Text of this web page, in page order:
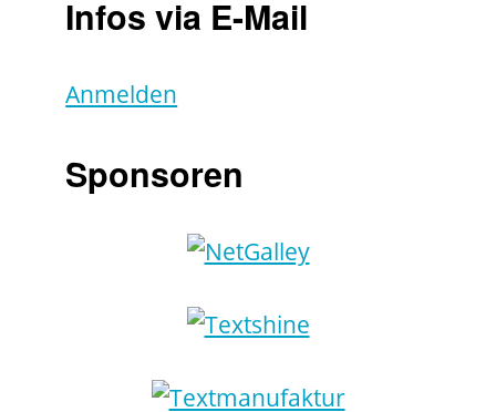
Infos via E-Mail
Anmelden
Sponsoren